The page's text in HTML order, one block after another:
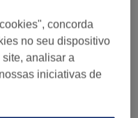
concorda
no seu dispositivo
analisar a
iniciativas de